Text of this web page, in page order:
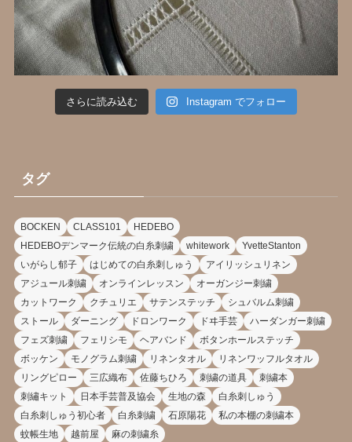
さらに読み込む Instagram でフォロー
タグ
BOCKEN CLASS101
HEDEBO
HEDEBOデンマーク伝統の白糸刺繍
whitework
YvetteStanton
いがらし郁子
はじめての白糸刺しゅう
アイリッシュリネン
アジュール刺繍
オンラインレッスン
オーガンジー刺繍
カットワーク
クチュリエ サテンステッチ
シュバルム刺繍
ストール
ダーニング ドロンワーク ドヰ手芸
ハーダンガー刺繍
フェズ刺繍
フェリシモ ヘアバンド
ボタンホールステッチ
ボッケン
モノグラム刺繍 リネンタオル
リネンワッフルタオル
リングピロー
三広織布 佐藤ちひろ 刺繍の道具
刺繍本
刺繡キット
日本手芸普及協会 生地の森
白糸刺しゅう
白糸刺しゅう初心者
白糸刺繍 石原陽花
私の本棚の刺繍本
蚊帳生地
越前屋 麻の刺繍糸